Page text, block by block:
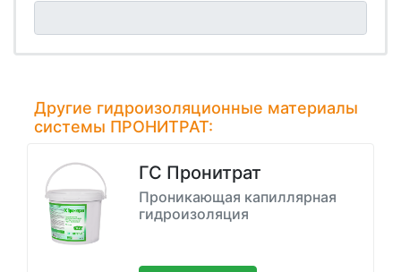
Другие гидроизоляционные материалы
системы ПРОНИТРАТ:
ГС Пронитрат
Проникающая капиллярная
гидроизоляция